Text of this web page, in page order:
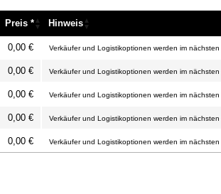
Preis *
Hinweis
Preis *
0,00 € Verkäufer und Logistikoptionen werden im
0,00 € Verkäufer und Logistikoptionen werden im
0,00 € Verkäufer und Logistikoptionen werden im
0,00 € Verkäufer und Logistikoptionen werden im
0,00 € Verkäufer und Logistikoptionen werden im